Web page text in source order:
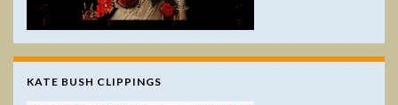
KATE BUSH CLIPPINGS